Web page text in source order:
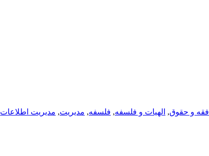
فقه و حقوق, الهیات و فلسفه, فلسفه, مديريت, مدیریت اطلاعات